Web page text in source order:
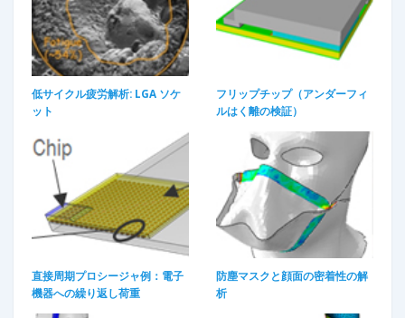
低サイクル疲労解析: LGA ソケ
ット​
フリップチップ（アンダーフィ
ルはく離の検証）
直接周期プロシージャ例：電子
機器への繰り返し荷重​
防塵マスクと顔面の密着性の解
析